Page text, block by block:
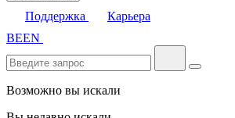
Поддержка
Карьера
BEEN
Возможно вы искали